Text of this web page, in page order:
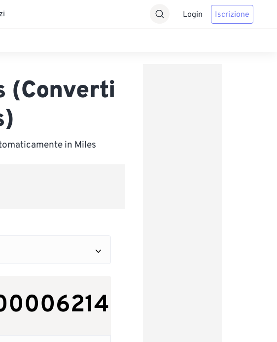
Login Iscrizione
(Converti
in Miles